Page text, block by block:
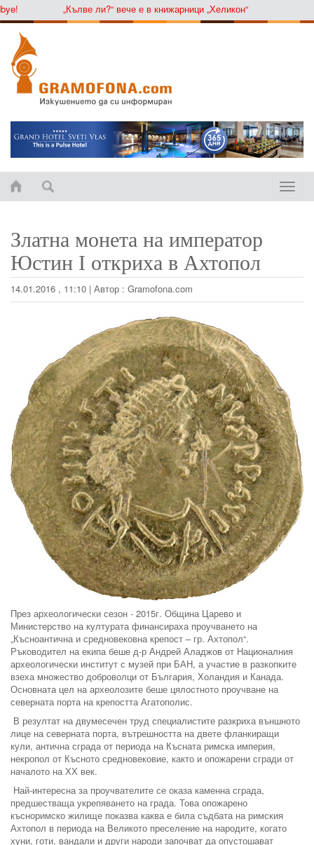
„Кълве ли?“ вече е в книжарници „Хеликон“
Toggle
Златна монета на император
Юстин І откриха в Ахтопол
14.01.2016 , 11:10 | Автор : Gramofona.com
През археологически сезон - 2015г. Община Царево и
Министерство на културата финансираха проучването на
„Късноантична и средновековна крепост – гр. Ахтопол“.
Ръководител на екипа беше д-р Андрей Аладжов от Националния
археологически институт с музей при БАН, а участие в разкопките
взеха множество доброволци от България, Холандия и Канада.
Основната цел на археолозите беше цялостното проучване на
северната порта на крепостта Агатополис.
В резултат на двумесечен труд специалистите разкриха външното
лице на северната порта, вътрешността на двете фланкиращи
кули, антична сграда от периода на Късната римска империя,
некропол от Късното средновековие, както и опожарени сгради от
началото на ХХ век.
Най-интересна за проучвателите се оказа каменна сграда,
предшестваща укрепяването на града. Това опожарено
късноримско жилище показва каква е била съдбата на римския
Ахтопол в периода на Великото преселение на народите, когато
хуни, готи, вандали и други народи започват да опустошават